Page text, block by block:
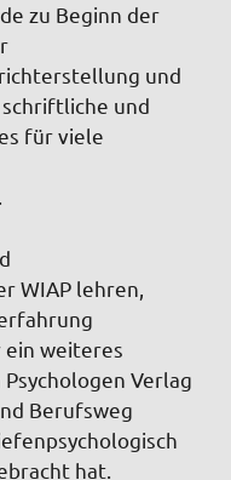
zu Beginn der
und
und
für viele
WIAP lehren,
weiteres
Verlag
Berufsweg
hat.